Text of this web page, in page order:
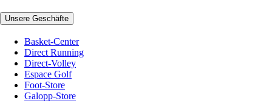
Unsere Geschäfte
Basket-Center
Direct Running
Direct-Volley
Espace Golf
Foot-Store
Galopp-Store